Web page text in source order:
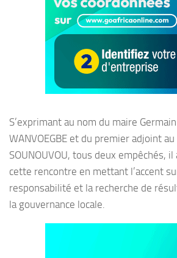
S’exprimant au nom du maire
WANVOEGBE et du premier adjoint
SOUNOUVOU, tous deux empêchés,
cette rencontre en mettant l’accent
responsabilité et la recherche de
la gouvernance locale.